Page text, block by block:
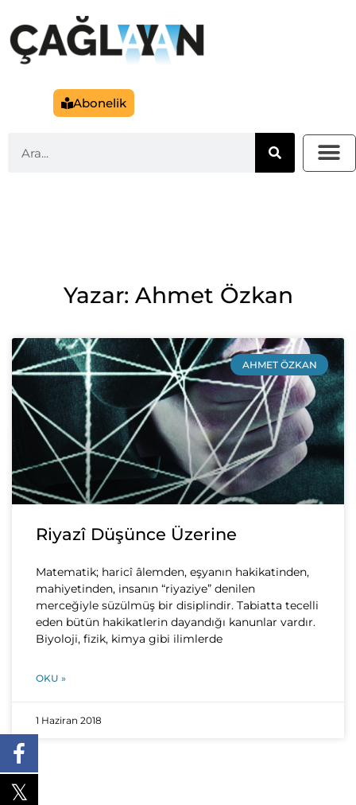
Abonelik
Yazar: Ahmet Özkan
AHMET ÖZKAN
Riyazî Düşünce Üzerine
Matematik; haricî âlemden, eşyanın hakikatinden,
mahiyetinden, insanın “riyaziye” denilen
merceğiyle süzülmüş bir disiplindir. Tabiatta tecelli
eden bütün hakikatlerin dayandığı kanunlar vardır.
Biyoloji, fizik, kimya gibi ilimlerde
OKU »
1 Haziran 2018